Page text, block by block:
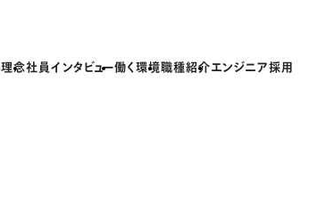
理念社員インタビュー働く環境職種紹介エンジニア採用